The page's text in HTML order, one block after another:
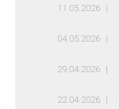
11.05.2026
04.05.2026
29.04.2026
22.04.2026